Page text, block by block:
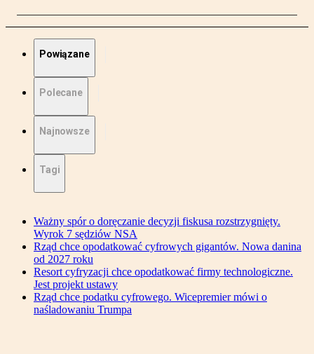
Powiązane
Polecane
Najnowsze
Tagi
Ważny spór o doręczanie decyzji fiskusa rozstrzygnięty.
Wyrok 7 sędziów NSA
Rząd chce opodatkować cyfrowych gigantów. Nowa danina
od 2027 roku
Resort cyfryzacji chce opodatkować firmy technologiczne.
Jest projekt ustawy
Rząd chce podatku cyfrowego. Wicepremier mówi o
naśladowaniu Trumpa